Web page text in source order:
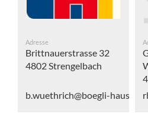
Adresse
Brittnauerstrasse 32
4802 Strengelbach
b.wuethrich@boegli-